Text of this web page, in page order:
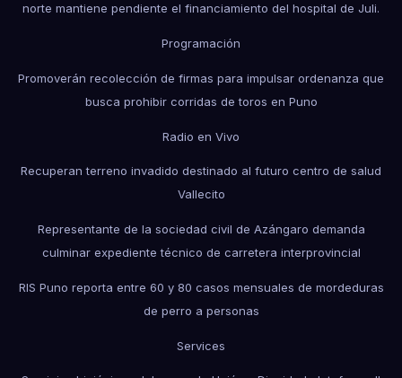
norte mantiene pendiente el financiamiento del hospital de Juli.
Programación
Promoverán recolección de firmas para impulsar ordenanza que
busca prohibir corridas de toros en Puno
Radio en Vivo
Recuperan terreno invadido destinado al futuro centro de salud
Vallecito
Representante de la sociedad civil de Azángaro demanda
culminar expediente técnico de carretera interprovincial
RIS Puno reporta entre 60 y 80 casos mensuales de mordeduras
de perro a personas
Services